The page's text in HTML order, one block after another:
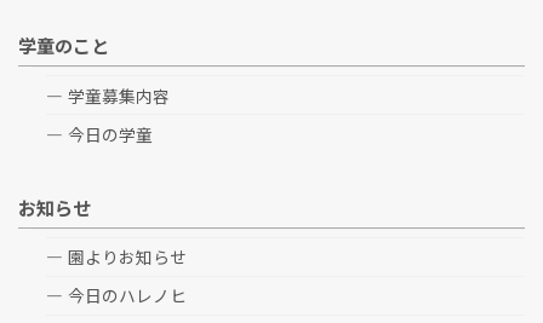
学童のこと
学童募集内容
今日の学童
お知らせ
園よりお知らせ
今日のハレノヒ